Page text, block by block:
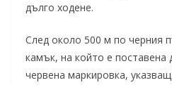
дълго ходене.
След около 500 м по черния
камък, на който е поставена
червена маркировка,